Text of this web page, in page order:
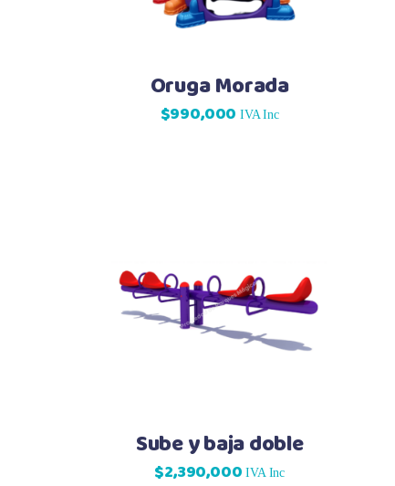
Oruga Morada
$990,000 IVA Inc
Sube y baja doble
$2,390,000 IVA Inc